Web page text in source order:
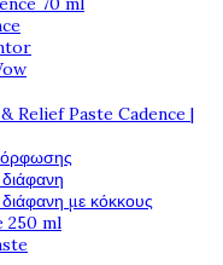
Relief Paste Cadence |
με κόκκους
250 ml